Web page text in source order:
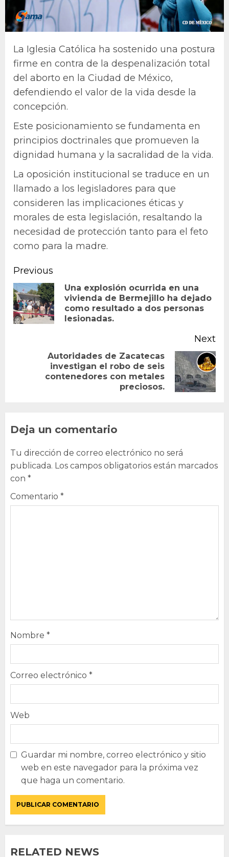
La Iglesia Católica ha sostenido una postura
firme en contra de la despenalización total
del aborto en la Ciudad de México,
defendiendo el valor de la vida desde la
concepción.
Este posicionamiento se fundamenta en
principios doctrinales que promueven la
dignidad humana y la sacralidad de la vida.
La oposición institucional se traduce en un
llamado a los legisladores para que
consideren las implicaciones éticas y
morales de esta legislación, resaltando la
necesidad de protección tanto para el feto
como para la madre.
Continue
Reading
Previous
Una explosión ocurrida en una
vivienda de Bermejillo ha dejado
como resultado a dos personas
lesionadas.
Next
Autoridades de Zacatecas
investigan el robo de seis
contenedores con metales
preciosos.
Deja un comentario
Tu dirección de correo electrónico no será
publicada. Los campos obligatorios están marcados
con *
Comentario *
Nombre *
Correo electrónico *
Web
Guardar mi nombre, correo electrónico y sitio
web en este navegador para la próxima vez
que haga un comentario.
RELATED NEWS